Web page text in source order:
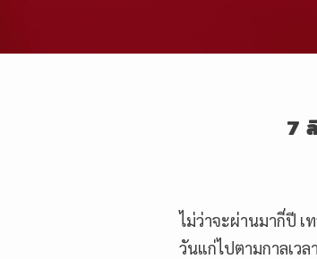
7
ไม่ว่าจะผ่านมากี่ปี เ
วันแก่ไปตามกาลเว